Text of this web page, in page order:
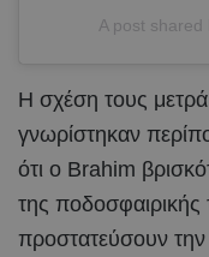
A post
Η σχέση τους
γνωρίστηκαν
ότι ο Brahim
της ποδοσφαιρικής
προστατεύσουν